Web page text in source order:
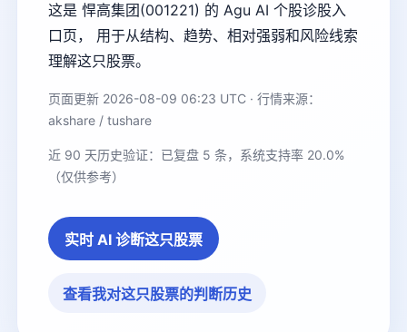
这是 悍高集团(001221) 的 Agu AI 个股诊股入
口页， 用于从结构、趋势、相对强弱和风险线索
理解这只股票。
页面更新 2026-08-09 06:23 UTC · 行情来源：
akshare / tushare
近 90 天历史验证：已复盘 5 条，系统支持率 20.0%
（仅供参考）
实时 AI 诊断这只股票
查看我对这只股票的判断历史